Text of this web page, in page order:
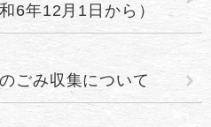
6年12月1日から）
ごみ収集について